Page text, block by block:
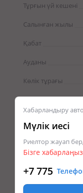
Тұрғын үй кешені
Салынған жылы
Қабат
Ауданы
Көлік тұрағы
Хабарландыру
Мүлік иесі
Риелтор жауап
Бізге хабарлаңыз
+7 775